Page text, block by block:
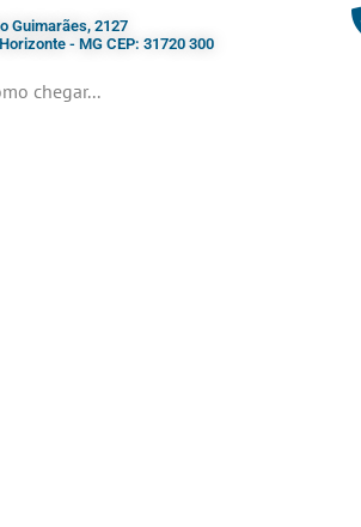
Guimarães, 2127
- MG CEP: 31720 300
chegar...